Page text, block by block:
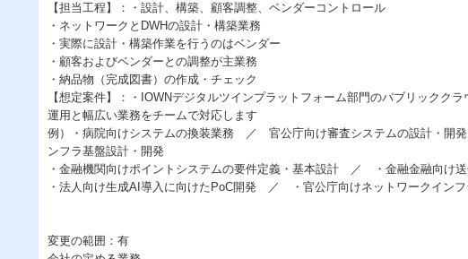
【担当工程】：・設計、構築、顧客調整、ベンダーコントロール
・ネットワークとDWHの設計・構築業務
・実際に設計・構築作業を行うのはベンダー
・顧客およびベンダーとの調整が主業務
・納品物（完成図書）の作成・チェック
【想定案件】：・IOWNデジタルツインプラットフォーム部門のパブリックク
運用と幅広い業務をチームで対応します
例）・病院向けシステムの換装業務 ／ 官公庁向け審査システムの設計・開
ンフラ基盤設計・開発
・金融機関向けポイントシステムの要件定義・基本設計 ／ ・金融金融向け
・法人向け生成AI導入に向けたPoC開発 ／ ・官公庁向けネットワークインフ
変更の範囲：有